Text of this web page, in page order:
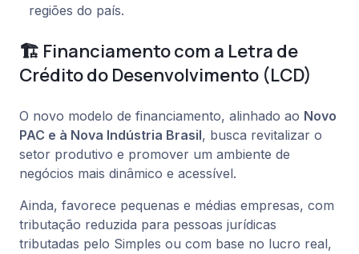
regiões do país.
🏗️ Financiamento com a Letra de
Crédito do Desenvolvimento (LCD)
O novo modelo de financiamento, alinhado ao Novo
PAC e à Nova Indústria Brasil, busca revitalizar o
setor produtivo e promover um ambiente de
negócios mais dinâmico e acessível.
Ainda, favorece pequenas e médias empresas, com
tributação reduzida para pessoas jurídicas
tributadas pelo Simples ou com base no lucro real,